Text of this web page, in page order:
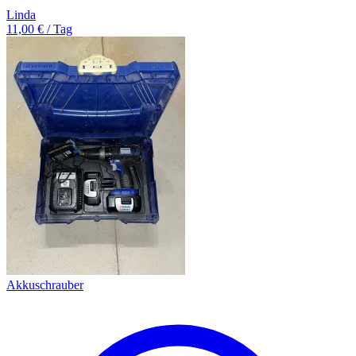
Linda
11,00 € / Tag
Akkuschrauber